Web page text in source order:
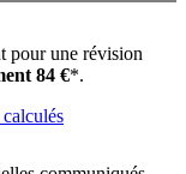
pour une révision
84 €*.